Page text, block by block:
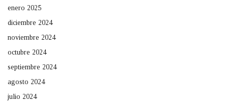
enero 2025
diciembre 2024
noviembre 2024
octubre 2024
septiembre 2024
agosto 2024
julio 2024